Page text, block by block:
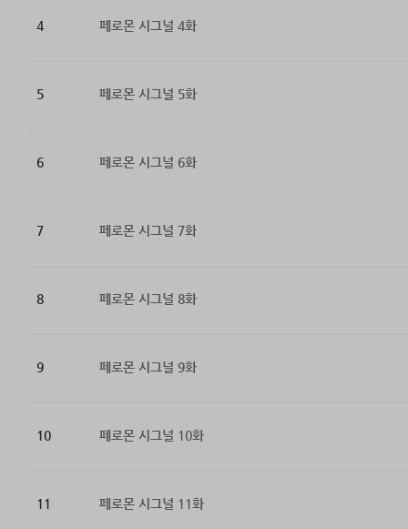
4 페로몬 시그널 4화
5 페로몬 시그널 5화
6 페로몬 시그널 6화
7 페로몬 시그널 7화
8 페로몬 시그널 8화
9 페로몬 시그널 9화
10 페로몬 시그널 10화
11 페로몬 시그널 11화